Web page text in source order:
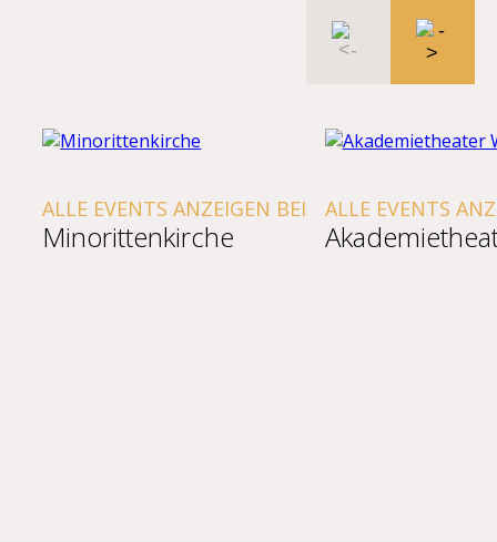
ALLE EVENTS ANZEIGEN BEI
Minorittenkirche
ALLE EVENTS